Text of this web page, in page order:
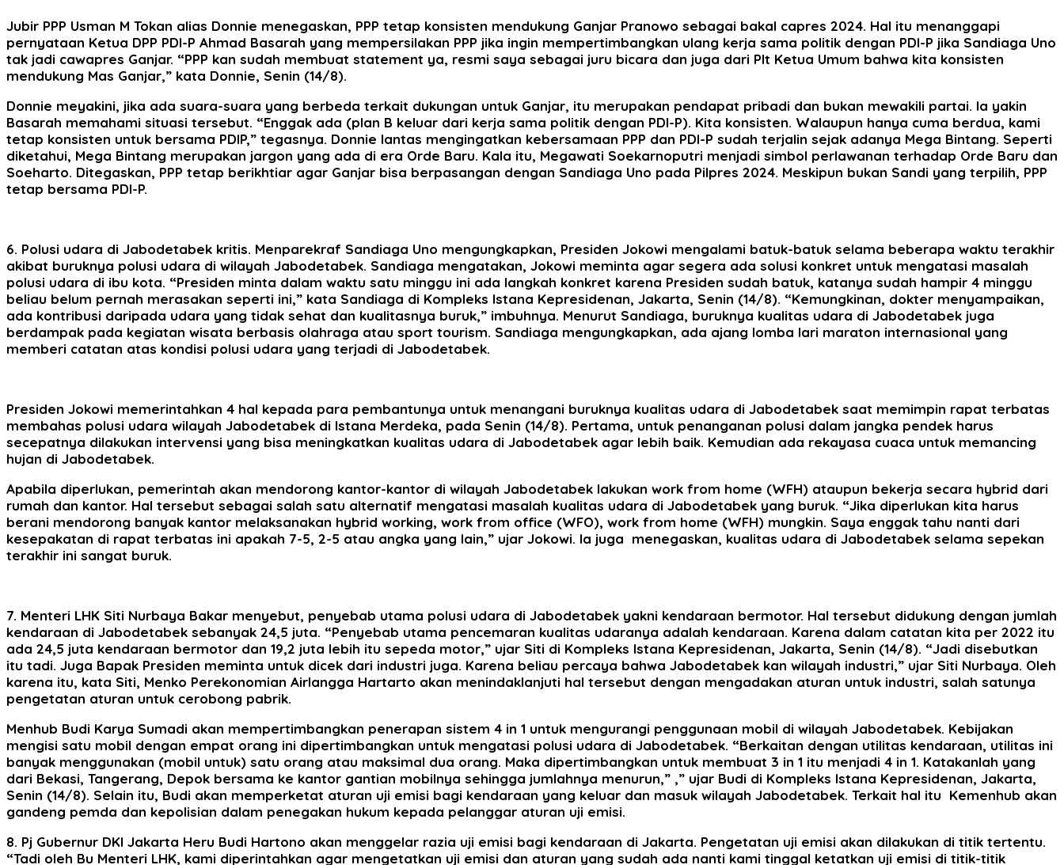
Jubir PPP Usman M Tokan alias Donnie menegaskan, PPP tetap konsisten mendukung Ganjar Pranowo sebagai bakal capres 2024. Hal itu menanggapi
pernyataan Ketua DPP PDI-P Ahmad Basarah yang mempersilakan PPP jika ingin mempertimbangkan ulang kerja sama politik dengan PDI-P jika Sandiaga Uno
tak jadi cawapres Ganjar. “PPP kan sudah membuat statement ya, resmi saya sebagai juru bicara dan juga dari Plt Ketua Umum bahwa kita konsisten
mendukung Mas Ganjar,” kata Donnie, Senin (14/8).
Donnie meyakini, jika ada suara-suara yang berbeda terkait dukungan untuk Ganjar, itu merupakan pendapat pribadi dan bukan mewakili partai. Ia yakin
Basarah memahami situasi tersebut. “Enggak ada (plan B keluar dari kerja sama politik dengan PDI-P). Kita konsisten. Walaupun hanya cuma berdua, kami
tetap konsisten untuk bersama PDIP,” tegasnya. Donnie lantas mengingatkan kebersamaan PPP dan PDI-P sudah terjalin sejak adanya Mega Bintang. Seperti
diketahui, Mega Bintang merupakan jargon yang ada di era Orde Baru. Kala itu, Megawati Soekarnoputri menjadi simbol perlawanan terhadap Orde Baru dan
Soeharto. Ditegaskan, PPP tetap berikhtiar agar Ganjar bisa berpasangan dengan Sandiaga Uno pada Pilpres 2024. Meskipun bukan Sandi yang terpilih, PPP
tetap bersama PDI-P.
6. Polusi udara di Jabodetabek kritis. Menparekraf Sandiaga Uno mengungkapkan, Presiden Jokowi mengalami batuk-batuk selama beberapa waktu terakhir
akibat buruknya polusi udara di wilayah Jabodetabek. Sandiaga mengatakan, Jokowi meminta agar segera ada solusi konkret untuk mengatasi masalah
polusi udara di ibu kota. “Presiden minta dalam waktu satu minggu ini ada langkah konkret karena Presiden sudah batuk, katanya sudah hampir 4 minggu
beliau belum pernah merasakan seperti ini,” kata Sandiaga di Kompleks Istana Kepresidenan, Jakarta, Senin (14/8). “Kemungkinan, dokter menyampaikan,
ada kontribusi daripada udara yang tidak sehat dan kualitasnya buruk,” imbuhnya. Menurut Sandiaga, buruknya kualitas udara di Jabodetabek juga
berdampak pada kegiatan wisata berbasis olahraga atau sport tourism. Sandiaga mengungkapkan, ada ajang lomba lari maraton internasional yang
memberi catatan atas kondisi polusi udara yang terjadi di Jabodetabek.
Presiden Jokowi memerintahkan 4 hal kepada para pembantunya untuk menangani buruknya kualitas udara di Jabodetabek saat memimpin rapat terbatas
membahas polusi udara wilayah Jabodetabek di Istana Merdeka, pada Senin (14/8). Pertama, untuk penanganan polusi dalam jangka pendek harus
secepatnya dilakukan intervensi yang bisa meningkatkan kualitas udara di Jabodetabek agar lebih baik. Kemudian ada rekayasa cuaca untuk memancing
hujan di Jabodetabek.
Apabila diperlukan, pemerintah akan mendorong kantor-kantor di wilayah Jabodetabek lakukan work from home (WFH) ataupun bekerja secara hybrid dari
rumah dan kantor. Hal tersebut sebagai salah satu alternatif mengatasi masalah kualitas udara di Jabodetabek yang buruk. “Jika diperlukan kita harus
berani mendorong banyak kantor melaksanakan hybrid working, work from office (WFO), work from home (WFH) mungkin. Saya enggak tahu nanti dari
kesepakatan di rapat terbatas ini apakah 7-5, 2-5 atau angka yang lain,” ujar Jokowi. Ia juga menegaskan, kualitas udara di Jabodetabek selama sepekan
terakhir ini sangat buruk.
7. Menteri LHK Siti Nurbaya Bakar menyebut, penyebab utama polusi udara di Jabodetabek yakni kendaraan bermotor. Hal tersebut didukung dengan jumlah
kendaraan di Jabodetabek sebanyak 24,5 juta. “Penyebab utama pencemaran kualitas udaranya adalah kendaraan. Karena dalam catatan kita per 2022 itu
ada 24,5 juta kendaraan bermotor dan 19,2 juta lebih itu sepeda motor,” ujar Siti di Kompleks Istana Kepresidenan, Jakarta, Senin (14/8). “Jadi disebutkan
itu tadi. Juga Bapak Presiden meminta untuk dicek dari industri juga. Karena beliau percaya bahwa Jabodetabek kan wilayah industri,” ujar Siti Nurbaya. Oleh
karena itu, kata Siti, Menko Perekonomian Airlangga Hartarto akan menindaklanjuti hal tersebut dengan mengadakan aturan untuk industri, salah satunya
pengetatan aturan untuk cerobong pabrik.
Menhub Budi Karya Sumadi akan mempertimbangkan penerapan sistem 4 in 1 untuk mengurangi penggunaan mobil di wilayah Jabodetabek. Kebijakan
mengisi satu mobil dengan empat orang ini dipertimbangkan untuk mengatasi polusi udara di Jabodetabek. “Berkaitan dengan utilitas kendaraan, utilitas ini
banyak menggunakan (mobil untuk) satu orang atau maksimal dua orang. Maka dipertimbangkan untuk membuat 3 in 1 itu menjadi 4 in 1. Katakanlah yang
dari Bekasi, Tangerang, Depok bersama ke kantor gantian mobilnya sehingga jumlahnya menurun,” ,” ujar Budi di Kompleks Istana Kepresidenan, Jakarta,
Senin (14/8). Selain itu, Budi akan memperketat aturan uji emisi bagi kendaraan yang keluar dan masuk wilayah Jabodetabek. Terkait hal itu Kemenhub akan
gandeng pemda dan kepolisian dalam penegakan hukum kepada pelanggar aturan uji emisi.
8. Pj Gubernur DKI Jakarta Heru Budi Hartono akan menggelar razia uji emisi bagi kendaraan di Jakarta. Pengetatan uji emisi akan dilakukan di titik tertentu.
“Tadi oleh Bu Menteri LHK, kami diperintahkan agar mengetatkan uji emisi dan aturan yang sudah ada nanti kami tinggal ketatkan uji emisi di titik-titik